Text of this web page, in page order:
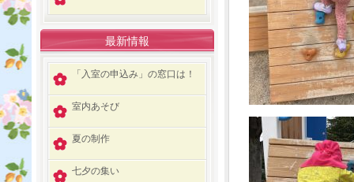
最新情報
「入室の申込み」の窓口は！
室内あそび
夏の制作
七夕の集い